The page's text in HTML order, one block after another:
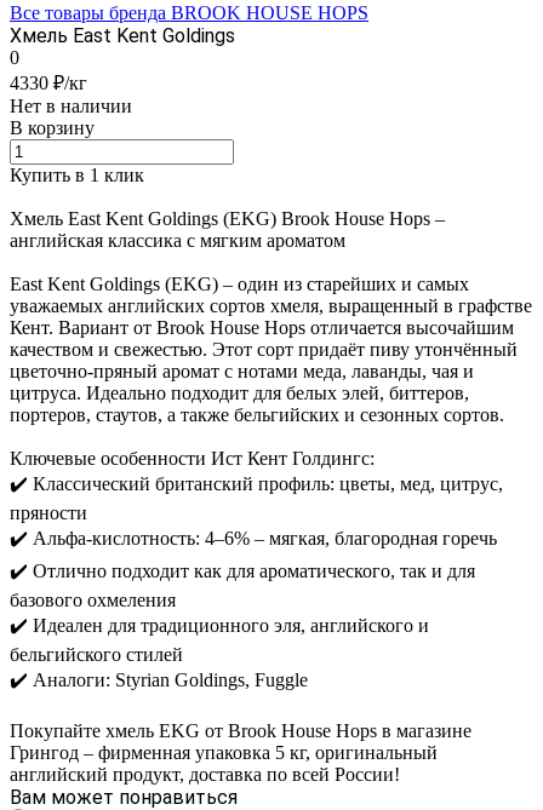
Все товары бренда BROOK HOUSE HOPS
Хмель East Kent Goldings
0
4330 ₽/кг
Нет в наличии
В корзину
Купить в 1 клик
Хмель East Kent Goldings (EKG) Brook House Hops –
английская классика с мягким ароматом
East Kent Goldings (EKG) – один из старейших и самых
уважаемых английских сортов хмеля, выращенный в графстве
Кент. Вариант от Brook House Hops отличается высочайшим
качеством и свежестью. Этот сорт придаёт пиву утончённый
цветочно-пряный аромат с нотами меда, лаванды, чая и
цитруса. Идеально подходит для белых элей, биттеров,
портеров, стаутов, а также бельгийских и сезонных сортов.
Ключевые особенности Ист Кент Голдингс:
✔️ Классический британский профиль: цветы, мед, цитрус,
пряности
✔️ Альфа-кислотность: 4–6% – мягкая, благородная горечь
✔️ Отлично подходит как для ароматического, так и для
базового охмеления
✔️ Идеален для традиционного эля, английского и
бельгийского стилей
✔️ Аналоги: Styrian Goldings, Fuggle
Покупайте хмель EKG от Brook House Hops в магазине
Грингод – фирменная упаковка 5 кг, оригинальный
английский продукт, доставка по всей России!
Вам может понравиться